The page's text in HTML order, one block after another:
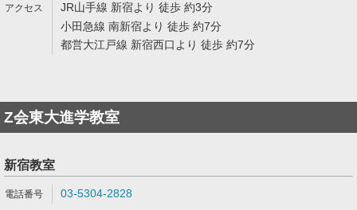
JR山手線 新宿より 徒歩 約3分
小田急線 南新宿より 徒歩 約7分
都営大江戸線 新宿西口より 徒歩 約7分
Z会東大進学教室
新宿教室
03-5304-2828